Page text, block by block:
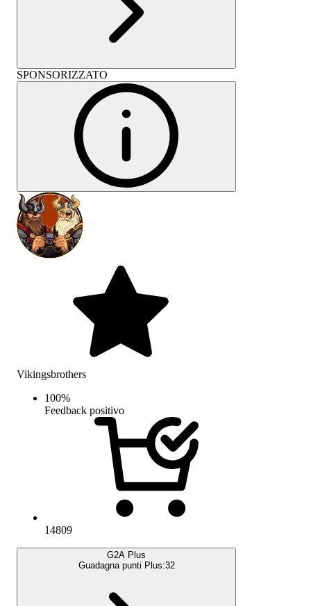
SPONSORIZZATO
Vikingsbrothers
100%
Feedback positivo
14809
G2A Plus
Guadagna punti Plus:32